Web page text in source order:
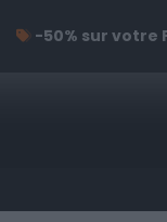
-50% sur votre